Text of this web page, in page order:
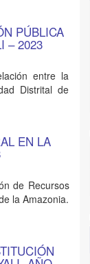
PÚBLICA
– 2023
entre la
Distrital de
EN LA
de Recursos
la Amazonia.